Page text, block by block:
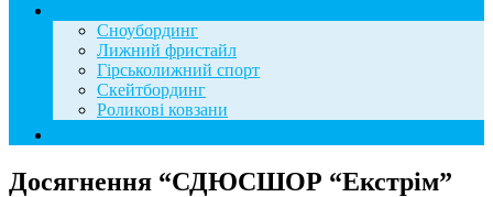
Сноубординг
Лижний фристайл
Гірськолижний спорт
Скейтбординг
Роликові ковзани
Досягнення “СДЮСШОР “Екстрім”